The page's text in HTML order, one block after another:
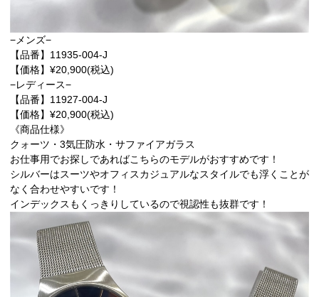
−メンズ−
【品番】11935-004-J
【価格】¥20,900(税込)
−レディース−
【品番】11927-004-J
【価格】¥20,900(税込)
《商品仕様》
クォーツ・3気圧防水・サファイアガラス
お仕事用でお探しであればこちらのモデルがおすすめです！
シルバーはスーツやオフィスカジュアルなスタイルでも浮くことが
なく合わせやすいです！
インデックスもくっきりしているので視認性も抜群です！